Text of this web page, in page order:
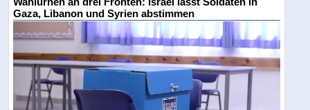
Gaza, Libanon und Syrien abstimmen